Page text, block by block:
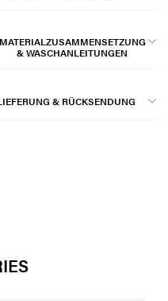
MATERIALZUSAMMENSETZUNG
& WASCHANLEITUNGEN
& RÜCKSENDUNG